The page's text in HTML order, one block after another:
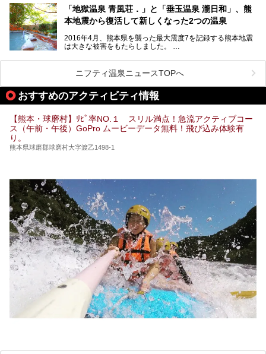
す。
そんな熊本県は、県内の至るところから温泉が湧いている温
泉県でもあります。山鹿温泉、玉名温泉、黒川温泉、人吉温
出すスーパー銭湯が豊富です。なかでも注目のスーパー銭湯
をピックアップしました。
「地獄温泉 青風荘．」と「垂玉温泉 瀧日和」、熊
本地震から復活して新しくなった2つの温泉
2016年4月、熊本県を襲った最大震度7を記録する熊本地震
は大きな被害をもたらしました。
阿蘇山麓の南阿蘇村の「地獄温泉 清風荘」、そして「清風
荘」から400mほど離れた「垂玉（たるたま）温泉 山口旅
館」の2軒は、この地震による土砂崩れなどのために、一時
期は孤立状態に。もしかしたらこの時のニュースで、「地獄
温泉」と「垂玉温泉」の名前を知った人もいるかもしれませ
ん。
この2軒は今どうなっているのでしょうか。実は現在は「地
獄温泉 青風荘．」「垂玉温泉 瀧日和」として営業を再開し
します。
ニフティ温泉ニュースTOPへ
おすすめのアクティビティ情報
【熊本・球磨村】ﾘﾋﾟ率NO.１ スリル満点！急流アクティブコー
ス（午前・午後）GoPro ムービーデータ無料！飛び込み体験有
り。
熊本県球磨郡球磨村大字渡乙1498-1